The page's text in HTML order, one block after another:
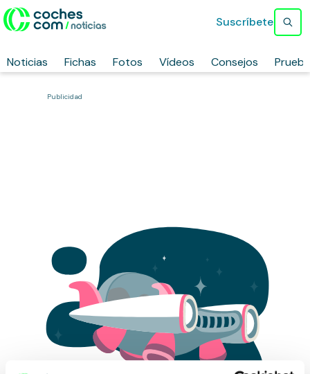
Noticias Fichas Fotos Vídeos Consejos
Suscríbete
Publicidad